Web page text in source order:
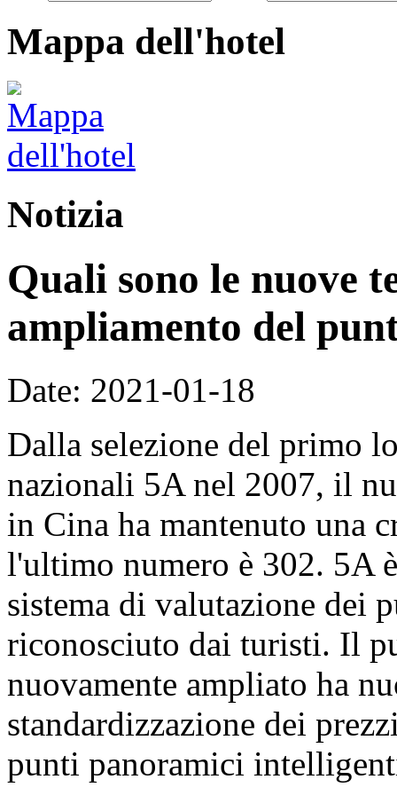
Mappa dell'hotel
Notizia
Quali sono le nuove
ampliamento del
Date: 2021-01-18
Dalla selezione del primo
nazionali 5A nel 2007, il
in Cina ha mantenuto una
l'ultimo numero è 302. 5A
sistema di valutazione dei
riconosciuto dai turisti. Il
nuovamente ampliato ha
standardizzazione dei
punti panoramici